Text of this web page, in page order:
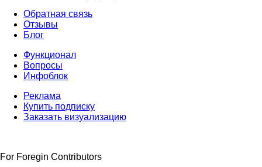
Обратная связь
Отзывы
Блог
Функционал
Вопросы
Инфоблок
Реклама
Купить подписку
Заказать визуализацию
For Foregin Contributors